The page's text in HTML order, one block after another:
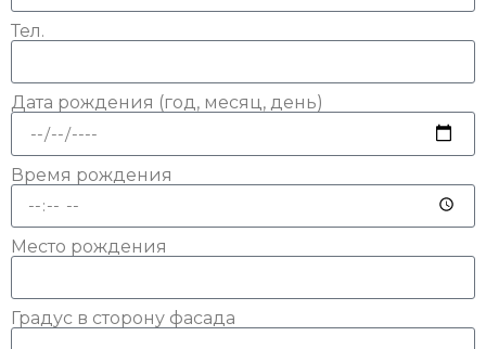
Тел.
Дата рождения (год, месяц, день)
Время рождения
Место рождения
Градус в сторону фасада